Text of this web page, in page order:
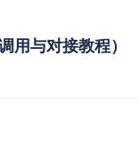
与对接教程）